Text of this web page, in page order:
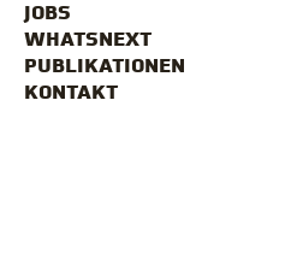
JOBS
WHATSNEXT
PUBLIKATIONEN
KONTAKT